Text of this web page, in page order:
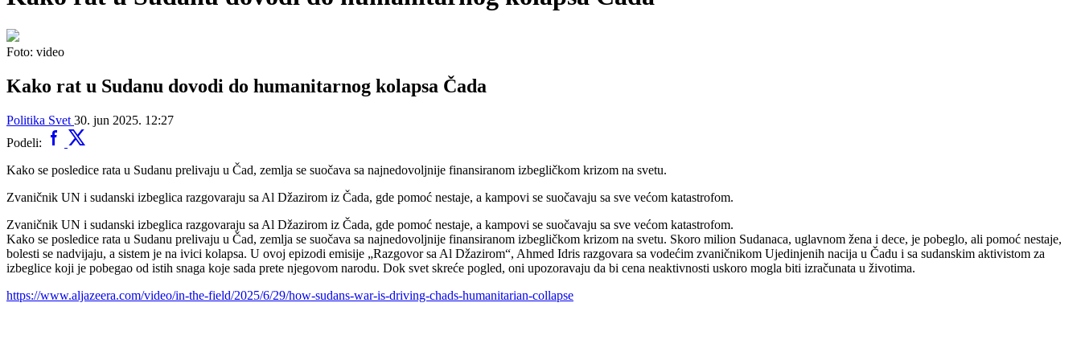
Foto: video
Kako rat u Sudanu dovodi do humanitarnog kolapsa Čada
Politika Svet 30. jun 2025. 12:27
Podeli:
Kako se posledice rata u Sudanu prelivaju u Čad, zemlja se suočava sa najnedovoljnije finansiranom izbegličkom krizom na svetu.
Zvaničnik UN i sudanski izbeglica razgovaraju sa Al Džazirom iz Čada, gde pomoć nestaje, a kampovi se suočavaju sa sve većom katastrofom.
Zvaničnik UN i sudanski izbeglica razgovaraju sa Al Džazirom iz Čada, gde pomoć nestaje, a kampovi se suočavaju sa sve većom katastrofom.
Kako se posledice rata u Sudanu prelivaju u Čad, zemlja se suočava sa najnedovoljnije finansiranom izbegličkom krizom na svetu. Skoro milion Sudanaca, uglavnom žena i dece, je pobeglo, ali pomoć nestaje,
bolesti se nadvijaju, a sistem je na ivici kolapsa. U ovoj epizodi emisije „Razgovor sa Al Džazirom“, Ahmed Idris razgovara sa vodećim zvaničnikom Ujedinjenih nacija u Čadu i sa sudanskim aktivistom za
izbeglice koji je pobegao od istih snaga koje sada prete njegovom narodu. Dok svet skreće pogled, oni upozoravaju da bi cena neaktivnosti uskoro mogla biti izračunata u životima.
https://www.aljazeera.com/video/in-the-field/2025/6/29/how-sudans-war-is-driving-chads-humanitarian-collapse